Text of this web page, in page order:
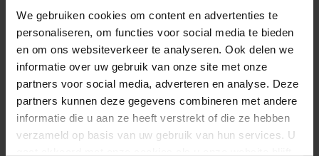
We gebruiken cookies om content en advertenties te
personaliseren, om functies voor social media te bieden
en om ons websiteverkeer te analyseren. Ook delen we
informatie over uw gebruik van onze site met onze
partners voor social media, adverteren en analyse. Deze
partners kunnen deze gegevens combineren met andere
informatie die u aan ze heeft verstrekt of die ze hebben
verzameld op basis van uw gebruik van hun services. U
Dans l'ensemble, cette maison de luxe répond à tous les
souhaits : espace, apparence et fonctionnalité.
Réalisation
2020
Localisation